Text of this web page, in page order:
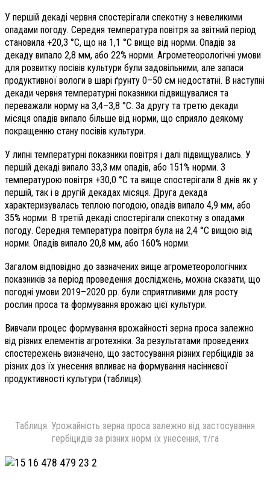
У першій декаді червня спостерігали спекотну з невеликими
опадами погоду. Середня температура повітря за звітний період
становила +20,3 °С, що на 1,1 °С вище від норми. Опадів за
декаду випало 2,8 мм, або 22% норми. Агрометеорологічні умови
для розвитку посівів культури були задовільними, але запаси
продуктивної вологи в шарі ґрунту 0–50 см недостатні. В наступні
декади червня температурні показники підвищувалися та
переважали норму на 3,4–3,8 °С. За другу та третю декади
місяця опадів випало більше від норми, що сприяло деякому
покращенню стану посівів культури.
У липні температурні показники повітря і далі підвищувались. У
першій декаді випало 33,3 мм опадів, або 151% норми. З
температурою повітря +30,0 °С та вище спостерігали 8 днів як у
першій, так і в другій декадах місяця. Друга декада
характеризувалась теплою погодою, опадів випало 4,9 мм, або
35% норми. В третій декаді спостерігали спекотну з опадами
погоду. Середня температура повітря була на 2,4 °С вищою від
норми. Опадів випало 20,8 мм, або 160% норми.
Загалом відповідно до зазначених вище агрометеорологічних
показників за період проведення досліджень, можна сказати, що
погодні умови 2019–2020 рр. були сприятливими для росту
рослин проса та формування врожаю цієї культури.
Вивчали процес формування врожайності зерна проса залежно
від різних елементів агротехніки. За результатами проведених
спостережень визначено, що застосування різних гербіцидів за
різних доз їх унесення впливає на формування насіннєвої
продуктивності культури (таблиця).
Таблиця. Урожайність зерна проса залежно від застосування
гербіцидів за різних норм їх унесення, т/га